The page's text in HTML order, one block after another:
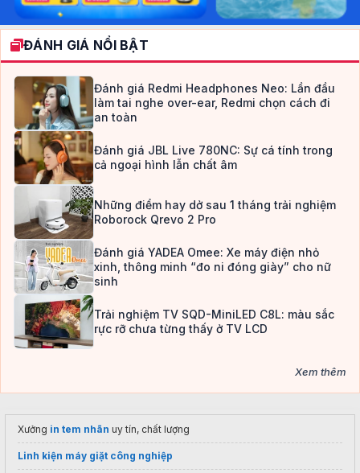
ĐÁNH GIÁ NỔI BẬT
Đánh giá Redmi Headphones Neo: Lần đầu
làm tai nghe over-ear, Redmi chọn cách đi
an toàn
Đánh giá JBL Live 780NC: Sự cá tính trong
cả ngoại hình lẫn chất âm
Những điểm hay dở sau 1 tháng trải nghiệm
Roborock Qrevo 2 Pro
Đánh giá YADEA Omee: Xe máy điện nhỏ
xinh, thông minh “đo ni đóng giày” cho nữ
sinh
Trải nghiệm TV SQD-MiniLED C8L: màu sắc
rực rỡ chưa từng thấy ở TV LCD
Xem thêm
Xưởng in tem nhãn uy tín, chất lượng
Linh kiện máy giặt công nghiệp